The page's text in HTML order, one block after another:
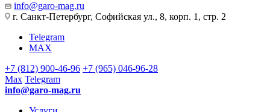
info@garo-mag.ru
г. Санкт-Петербург, Софийская ул., 8, корп. 1, стр. 2
Telegram
MAX
+7 (812) 900-46-96 +7 (965) 046-96-28
Max Telegram
info@garo-mag.ru